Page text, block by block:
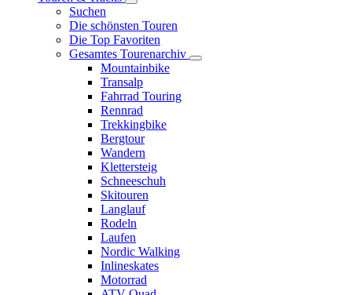
Suchen
Die schönsten Touren
Die Top Favoriten
Gesamtes Tourenarchiv
Mountainbike
Transalp
Fahrrad Touring
Rennrad
Trekkingbike
Bergtour
Wandern
Klettersteig
Schneeschuh
Skitouren
Langlauf
Rodeln
Laufen
Nordic Walking
Inlineskates
Motorrad